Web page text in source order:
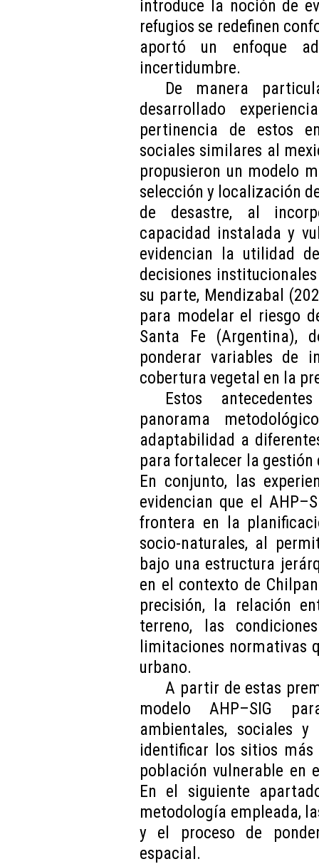
introduce la noción de
refugios se redefinen
aportó un enfoque
incertidumbre.
De manera
desarrollado
pertinencia de estos
sociales similares al
propusieron un modelo
selección y localización
de desastre, al
capacidad instalada y
evidencian la utilidad
decisiones
su parte, Mendizabal
para modelar el riesgo
Santa Fe (Argentina),
ponderar variables de
cobertura vegetal en la
Estos
panorama
adaptabilidad a
para fortalecer la gestión
En conjunto, las
evidencian que el
frontera en la
socio-naturales, al
bajo una estructura
en el contexto de
precisión, la relación
terreno, las
limitaciones normativas
urbano.
A partir de estas
modelo AHP–SIG
ambientales, sociales
identificar los sitios más
población vulnerable en
En el siguiente
metodología empleada,
y el proceso de
espacial.